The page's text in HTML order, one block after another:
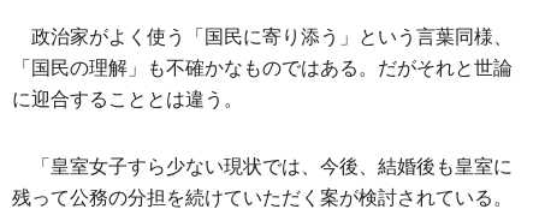
政治家がよく使う「国民に寄り添う」という言葉同様、
「国民の理解」も不確かなものではある。だがそれと世論
に迎合することとは違う。
「皇室女子すら少ない現状では、今後、結婚後も皇室に
残って公務の分担を続けていただく案が検討されている。